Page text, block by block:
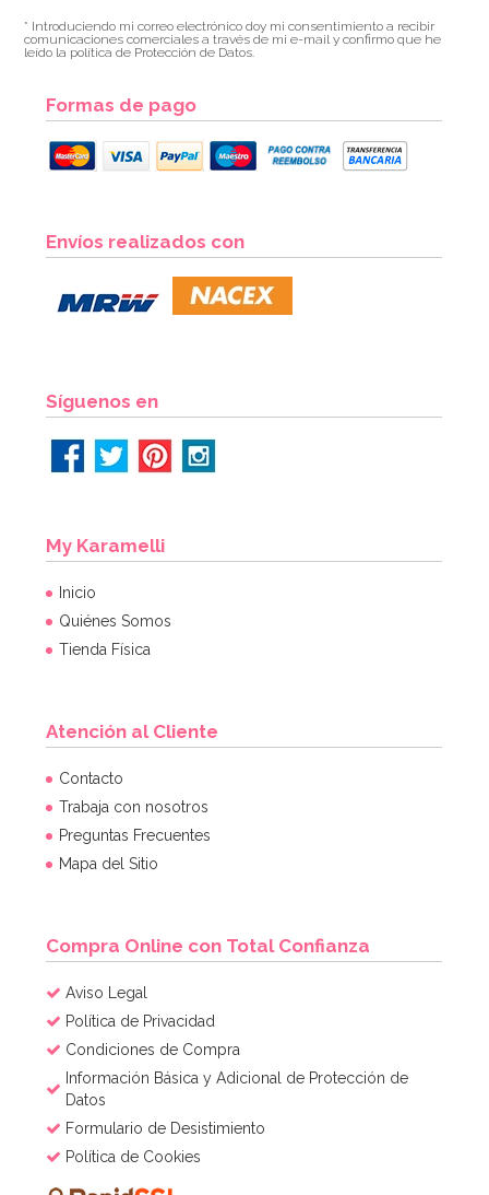
* Introduciendo mi correo electrónico doy mi consentimiento a recibir
comunicaciones comerciales a través de mi e-mail y confirmo que he
leído la política de Protección de Datos.
Formas de pago
Envíos realizados con
Síguenos en
My Karamelli
Inicio
Quiénes Somos
Tienda Física
Atención al Cliente
Contacto
Trabaja con nosotros
Preguntas Frecuentes
Mapa del Sitio
Compra Online con Total Confianza
Aviso Legal
Política de Privacidad
Condiciones de Compra
Información Básica y Adicional de Protección de
Datos
Formulario de Desistimiento
Política de Cookies